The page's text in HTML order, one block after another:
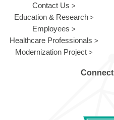
Contact Us
Education & Research
Employees
Healthcare Professionals
Modernization Project